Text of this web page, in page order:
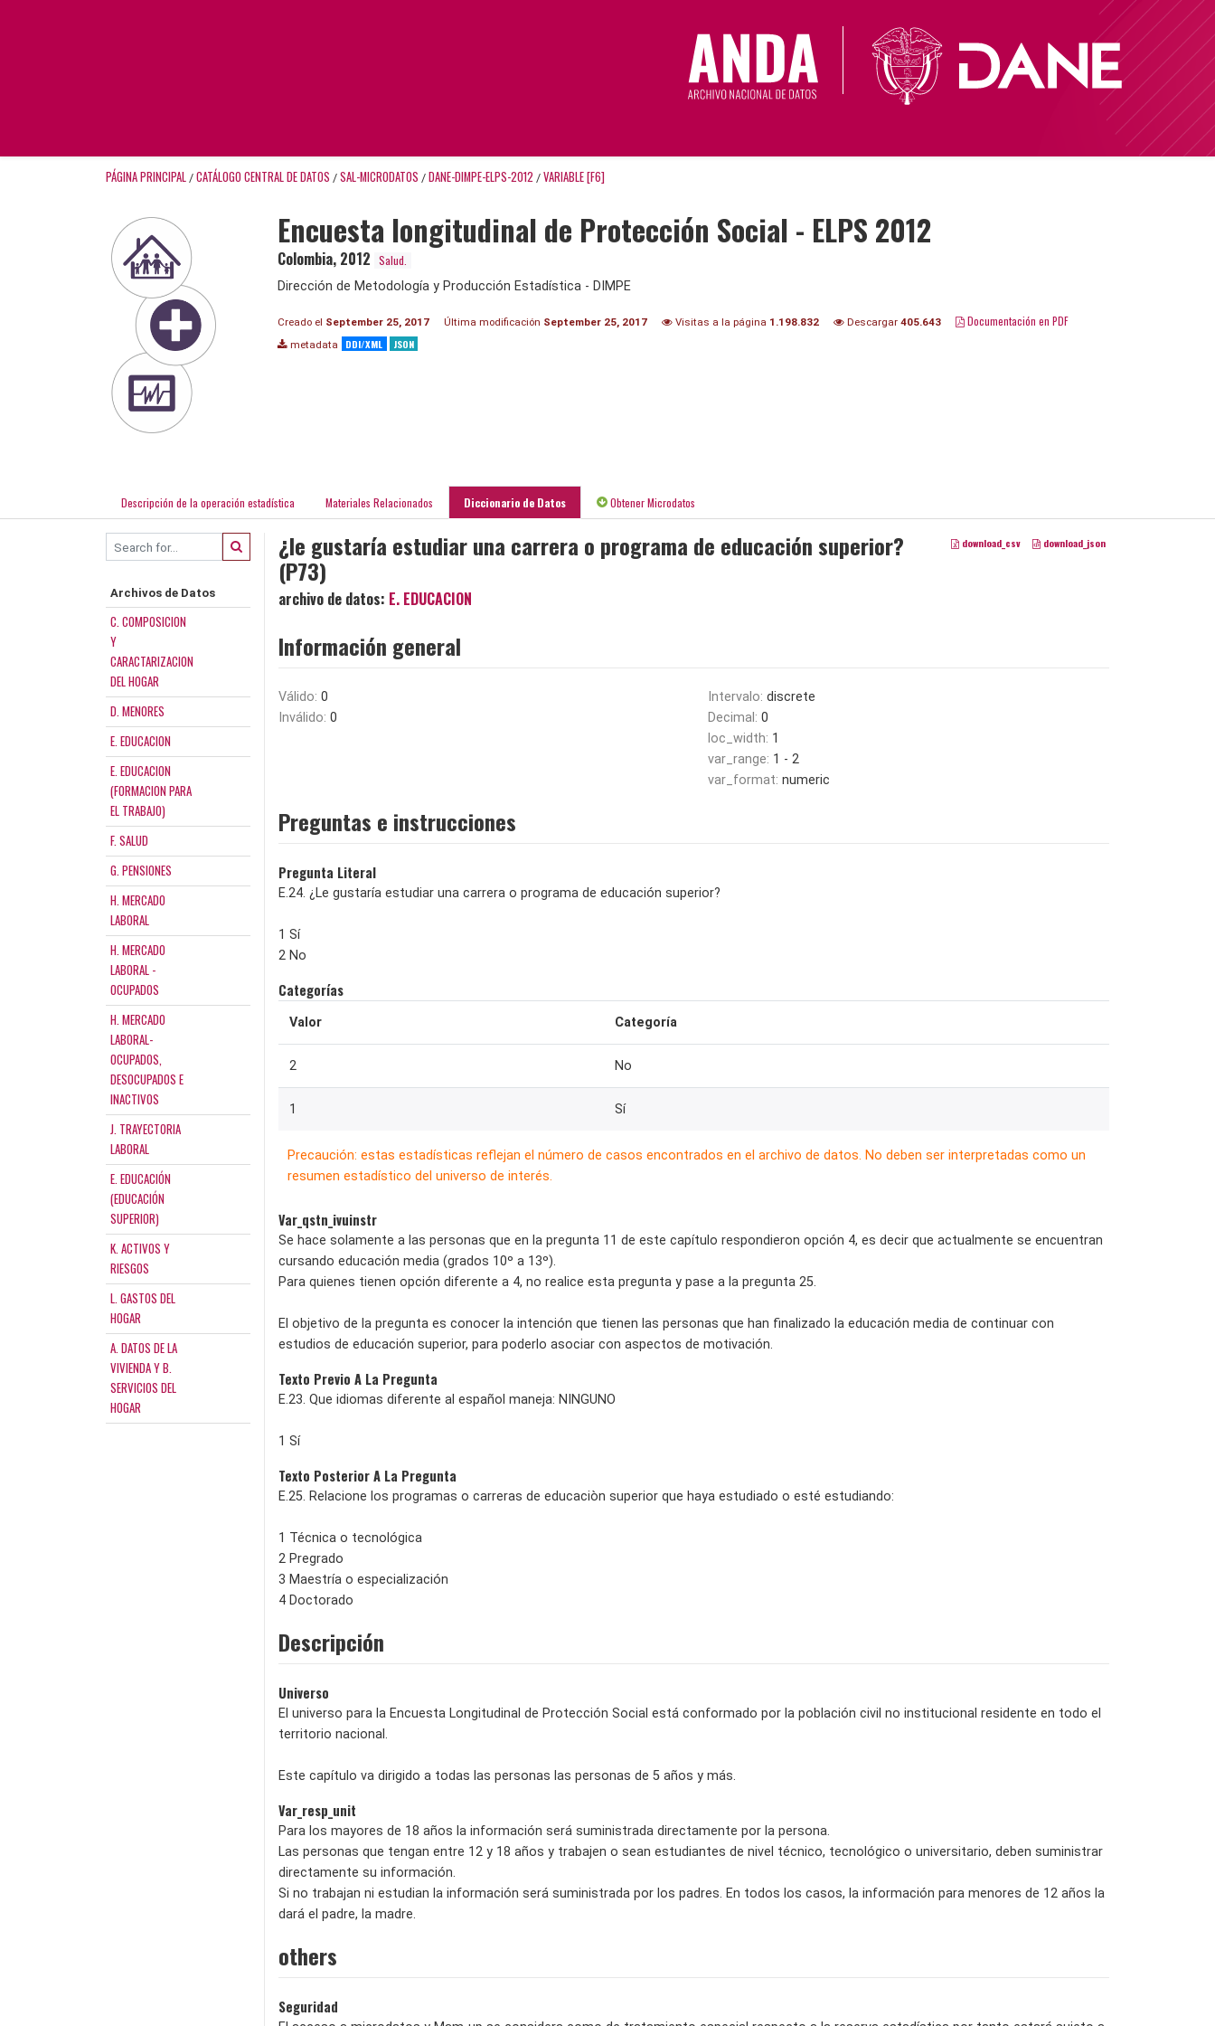
PÁGINA PRINCIPAL / CATÁLOGO CENTRAL DE DATOS / SAL-MICRODATOS / DANE-DIMPE-ELPS-2012 / VARIABLE [F6]
Encuesta longitudinal de Protección Social - ELPS 2012
Colombia, 2012 Salud.
Dirección de Metodología y Producción Estadística - DIMPE
Creado el September 25, 2017 Última modificación September 25, 2017 Visitas a la página 1.198.832 Descargar 405.643 Documentación en PDF
metadata DDI/XML JSON
Descripción de la operación estadística Materiales Relacionados Diccionario de Datos Obtener Microdatos
Archivos de Datos
C. COMPOSICION
Y
CARACTARIZACION
DEL HOGAR
D. MENORES
E. EDUCACION
E. EDUCACION
(FORMACION PARA
EL TRABAJO)
F. SALUD
G. PENSIONES
H. MERCADO
LABORAL
H. MERCADO
LABORAL -
OCUPADOS
H. MERCADO
LABORAL-
OCUPADOS,
DESOCUPADOS E
INACTIVOS
J. TRAYECTORIA
LABORAL
E. EDUCACIÓN
(EDUCACIÓN
SUPERIOR)
K. ACTIVOS Y
RIESGOS
L. GASTOS DEL
HOGAR
A. DATOS DE LA
VIVIENDA Y B.
SERVICIOS DEL
HOGAR
download_csv download_json
¿le gustaría estudiar una carrera o programa de educación superior?
(P73)
archivo de datos: E. EDUCACION
Información general
Válido: 0
Inválido: 0
Intervalo: discrete
Decimal: 0
loc_width: 1
var_range: 1 - 2
var_format: numeric
Preguntas e instrucciones
Pregunta Literal
E.24. ¿Le gustaría estudiar una carrera o programa de educación superior?
1 Sí
2 No
Categorías
Valor Categoría
2 No
1 Sí
Precaución: estas estadísticas reflejan el número de casos encontrados en el archivo de datos. No deben ser interpretadas como un
resumen estadístico del universo de interés.
Var_qstn_ivuinstr
Se hace solamente a las personas que en la pregunta 11 de este capítulo respondieron opción 4, es decir que actualmente se encuentran
cursando educación media (grados 10º a 13º).
Para quienes tienen opción diferente a 4, no realice esta pregunta y pase a la pregunta 25.
El objetivo de la pregunta es conocer la intención que tienen las personas que han finalizado la educación media de continuar con
estudios de educación superior, para poderlo asociar con aspectos de motivación.
Texto Previo A La Pregunta
E.23. Que idiomas diferente al español maneja: NINGUNO
1 Sí
Texto Posterior A La Pregunta
E.25. Relacione los programas o carreras de educaciòn superior que haya estudiado o esté estudiando:
1 Técnica o tecnológica
2 Pregrado
3 Maestría o especialización
4 Doctorado
Descripción
Universo
El universo para la Encuesta Longitudinal de Protección Social está conformado por la población civil no institucional residente en todo el
territorio nacional.
Este capítulo va dirigido a todas las personas las personas de 5 años y más.
Var_resp_unit
Para los mayores de 18 años la información será suministrada directamente por la persona.
Las personas que tengan entre 12 y 18 años y trabajen o sean estudiantes de nivel técnico, tecnológico o universitario, deben suministrar
directamente su información.
Si no trabajan ni estudian la información será suministrada por los padres. En todos los casos, la información para menores de 12 años la
dará el padre, la madre.
others
Seguridad